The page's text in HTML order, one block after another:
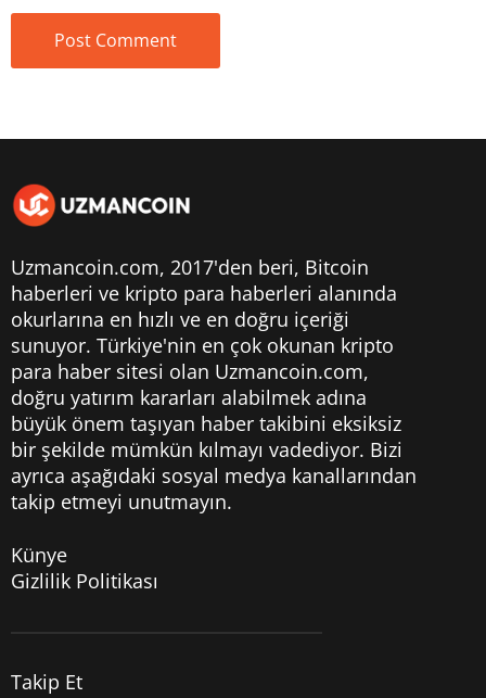
Uzmancoin.com, 2017'den beri, Bitcoin
haberleri ve kripto para haberleri alanında
okurlarına en hızlı ve en doğru içeriği
sunuyor. Türkiye'nin en çok okunan kripto
para haber sitesi olan Uzmancoin.com,
doğru yatırım kararları alabilmek adına
büyük önem taşıyan haber takibini eksiksiz
bir şekilde mümkün kılmayı vadediyor. Bizi
ayrıca aşağıdaki sosyal medya kanallarından
takip etmeyi unutmayın.
Künye
Gizlilik Politikası
Takip Et